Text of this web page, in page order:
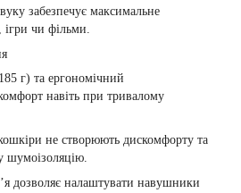
забезпечує максимальне
чи фільми.
г) та ергономічний
навіть при тривалому
не створюють дискомфорту та
шумоізоляцію.
дозволяє налаштувати навушники